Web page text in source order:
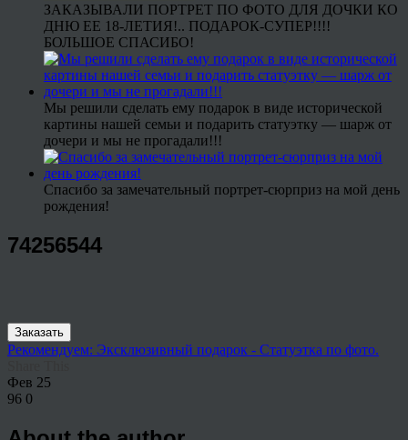
ЗАКАЗЫВАЛИ ПОРТРЕТ ПО ФОТО ДЛЯ ДОЧКИ КО
ДНЮ ЕЕ 18-ЛЕТИЯ!.. ПОДАРОК-СУПЕР!!!!
БОЛЬШОЕ СПАСИБО!
Мы решили сделать ему подарок в виде исторической
картины нашей семьи и подарить статуэтку — шарж от
дочери и мы не прогадали!!!
Спасибо за замечательный портрет-сюрприз на мой день
рождения!
74256544
Заказать
Рекомендуем: Эксклюзивный подарок - Статуэтка по фото.
Фев 25
96 0